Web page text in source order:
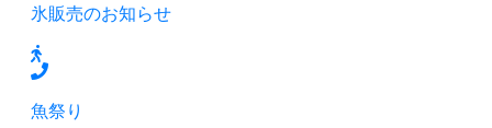
氷販売のお知らせ
魚祭り